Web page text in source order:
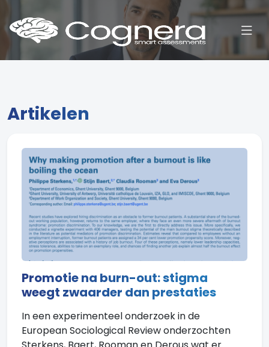
Artikelen
Promotie na burn-out: stigma
weegt zwaarder dan prestaties
In een experimenteel onderzoek in de
European Sociological Review onderzochten